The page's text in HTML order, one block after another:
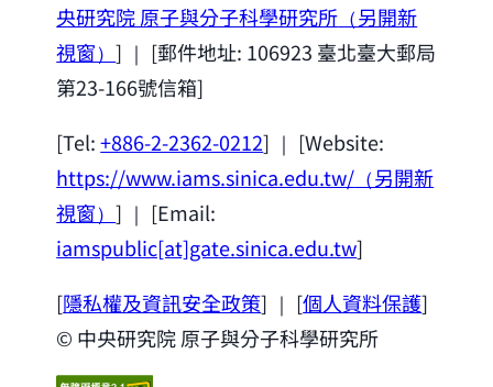
央研究院 原子與分子科學研究所 （另開新
視窗）] ｜ [郵件地址: 106923 臺北臺大郵局
第23-166號信箱]
[Tel:+886-2-2362-0212] ｜ [Website:
https://www.iams.sinica.edu.tw/ （另開新
視窗）] ｜ [Email:
iamspublic[at]gate.sinica.edu.tw]
[隱私權及資訊安全政策] ｜ [個人資料保護]
© 中央研究院 原子與分子科學研究所